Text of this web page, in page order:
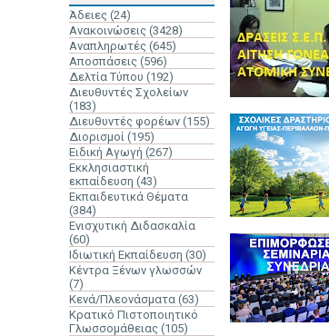
Άδειες (24)
Ανακοινώσεις (3428)
Αναπληρωτές (645)
Αποσπάσεις (596)
Δελτία Τύπου (192)
Διευθυντές Σχολείων
(183)
Διευθυντές φορέων (155)
Διορισμοί (195)
Ειδική Αγωγή (267)
Εκκλησιαστική
εκπαίδευση (43)
Εκπαιδευτικά Θέματα
(384)
Ενισχυτική Διδασκαλία
(60)
Ιδιωτική Εκπαίδευση (30)
Κέντρα Ξένων γλωσσών
(7)
Κενά/Πλεονάσματα (63)
Κρατικό Πιστοποιητικό
Γλωσσομάθειας (105)